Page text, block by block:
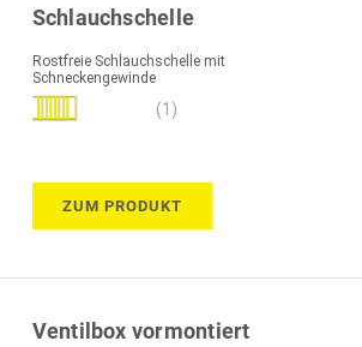
Schlauchschelle
Rostfreie Schlauchschelle mit
Schneckengewinde
Bewertung:
(1)
ZUM PRODUKT
Ventilbox vormontiert